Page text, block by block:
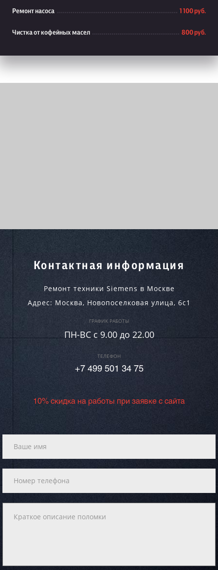
Ремонт насоса 1 100 руб.
Чистка от кофейных масел 800 руб.
Контактная информация
Ремонт техники Siemens в Москве
Адрес: Москва, Новопоселковая улица, 6с1
ГРАФИК РАБОТЫ
ПН-ВC c 9.00 до 22.00
ТЕЛЕФОН
+7 499 501 34 75
10% скидка на работы при заявке с сайта